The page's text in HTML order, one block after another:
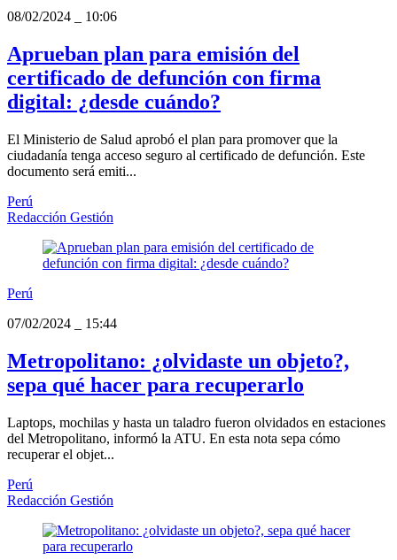
08/02/2024 10:06
Aprueban plan para emisión del
certificado de defunción con firma
digital: ¿desde cuándo?
El Ministerio de Salud aprobó el plan para promover que la
ciudadanía tenga acceso seguro al certificado de defunción. Este
documento será emiti...
Perú
Redacción Gestión
Perú
07/02/2024
15:44
Metropolitano: ¿olvidaste un objeto?,
sepa qué hacer para recuperarlo
Laptops, mochilas y hasta un taladro fueron olvidados en estaciones
del Metropolitano, informó la ATU. En esta nota sepa cómo
recuperar el objet...
Perú
Redacción Gestión